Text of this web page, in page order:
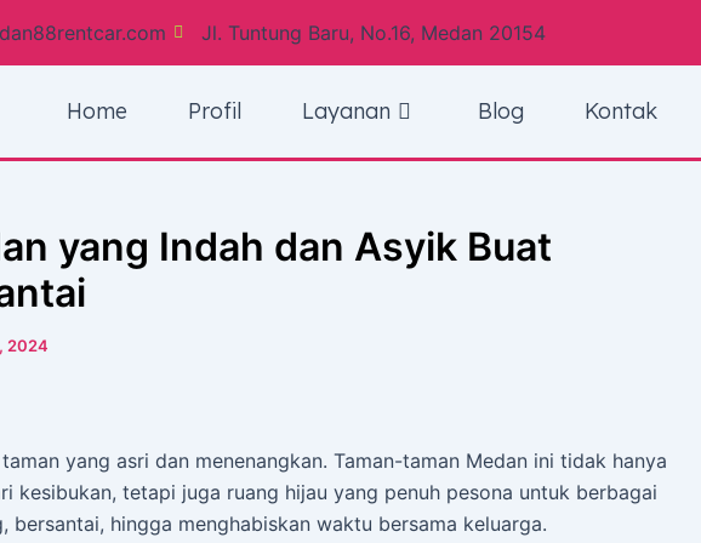
Jl. Tuntung Baru, No.16, Medan 20154
Home Profil Layanan Blog Kontak
yang Indah dan Asyik Buat
2024
yang asri dan menenangkan. Taman-taman Medan ini tidak hanya
kesibukan, tetapi juga ruang hijau yang penuh pesona untuk berbagai
hingga menghabiskan waktu bersama keluarga.